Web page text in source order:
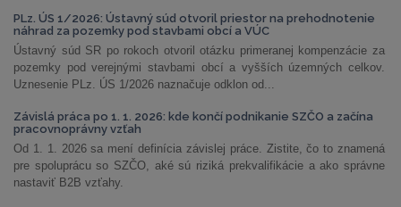
PLz. ÚS 1/2026: Ústavný súd otvoril priestor na prehodnotenie
náhrad za pozemky pod stavbami obcí a VÚC
Ústavný súd SR po rokoch otvoril otázku primeranej kompenzácie za
pozemky pod verejnými stavbami obcí a vyšších územných celkov.
Uznesenie PLz. ÚS 1/2026 naznačuje odklon od...
Závislá práca po 1. 1. 2026: kde končí podnikanie SZČO a začína
pracovnoprávny vzťah
Od 1. 1. 2026 sa mení definícia závislej práce. Zistite, čo to znamená
pre spoluprácu so SZČO, aké sú riziká prekvalifikácie a ako správne
nastaviť B2B vzťahy.